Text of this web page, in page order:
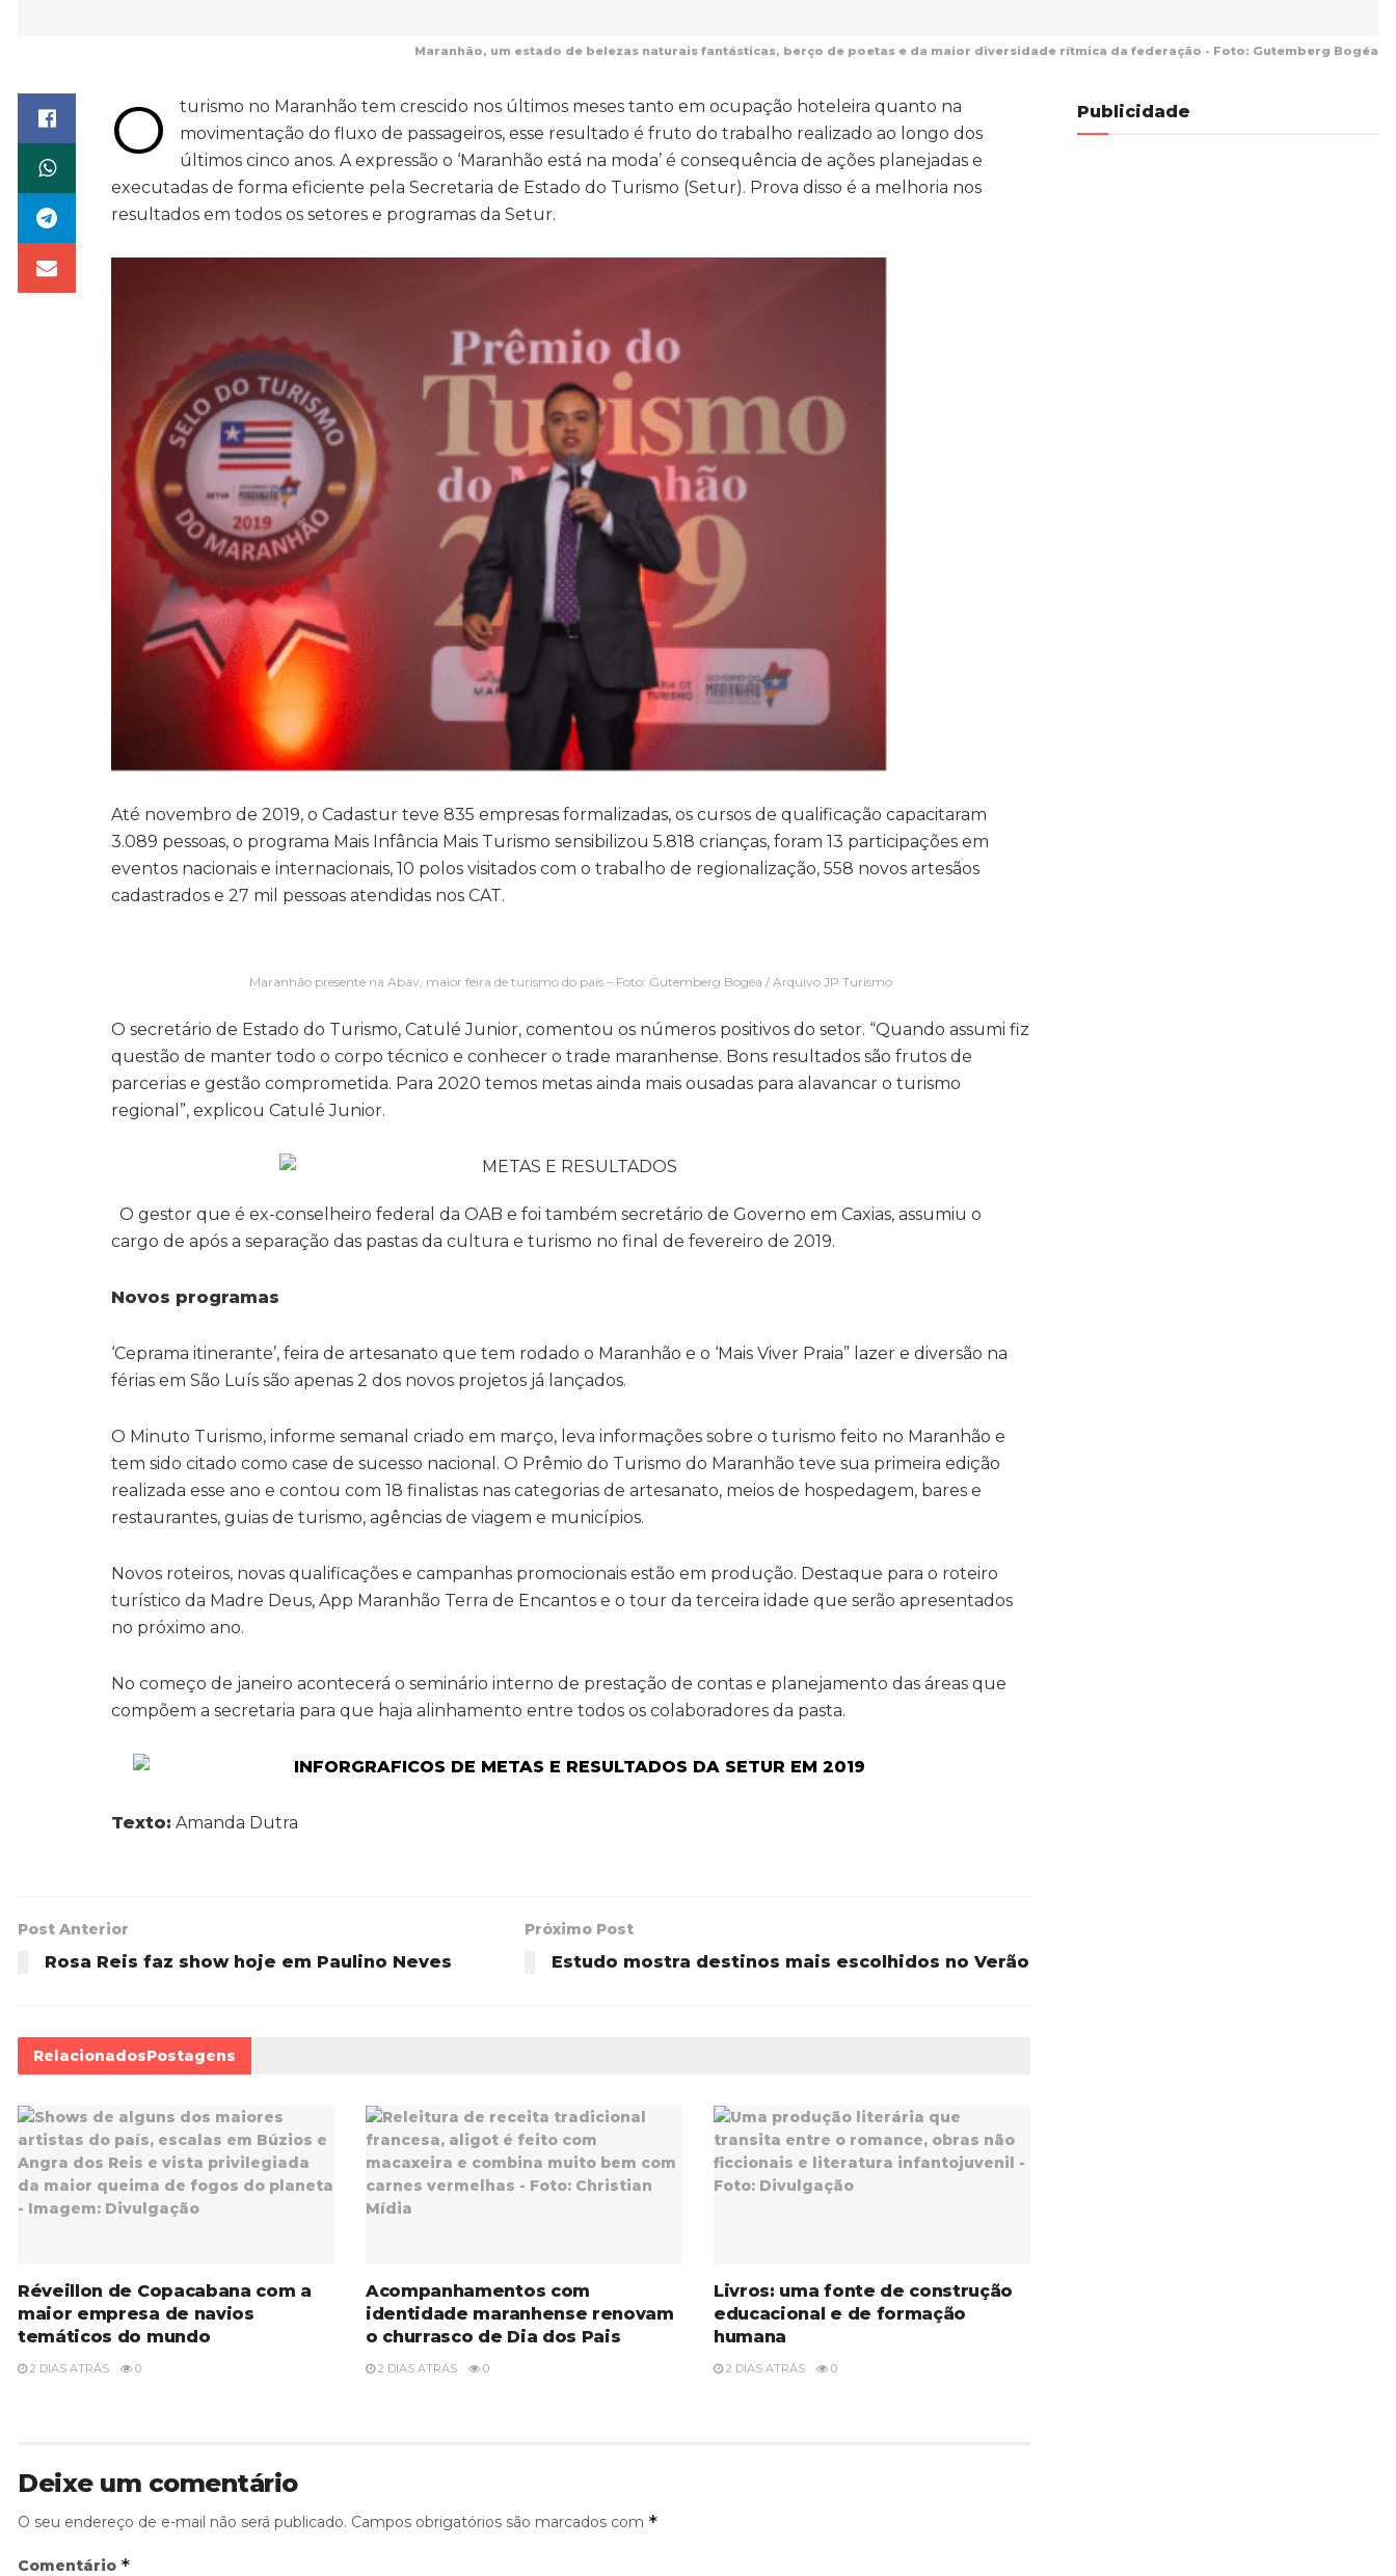
Maranhão, um estado de belezas naturais fantásticas, berço de poetas e da maior diversidade rítmica da federação - Foto: Gutemberg Bogéa
O
turismo no Maranhão tem crescido nos últimos meses tanto em ocupação hoteleira quanto na
movimentação do fluxo de passageiros, esse resultado é fruto do trabalho realizado ao longo dos
últimos cinco anos. A expressão o ‘Maranhão está na moda’ é consequência de ações planejadas e
executadas de forma eficiente pela Secretaria de Estado do Turismo (Setur). Prova disso é a melhoria nos
resultados em todos os setores e programas da Setur.
Até novembro de 2019, o Cadastur teve 835 empresas formalizadas, os cursos de qualificação capacitaram
3.089 pessoas, o programa Mais Infância Mais Turismo sensibilizou 5.818 crianças, foram 13 participações em
eventos nacionais e internacionais, 10 polos visitados com o trabalho de regionalização, 558 novos artesãos
cadastrados e 27 mil pessoas atendidas nos CAT.
Maranhão presente na Abav, maior feira de turismo do país – Foto: Gutemberg Bogéa / Arquivo JP Turismo
O secretário de Estado do Turismo, Catulé Junior, comentou os números positivos do setor. “Quando assumi fiz
questão de manter todo o corpo técnico e conhecer o trade maranhense. Bons resultados são frutos de
parcerias e gestão comprometida. Para 2020 temos metas ainda mais ousadas para alavancar o turismo
regional”, explicou Catulé Junior.
O gestor que é ex-conselheiro federal da OAB e foi também secretário de Governo em Caxias, assumiu o
cargo de após a separação das pastas da cultura e turismo no final de fevereiro de 2019.
Novos programas
‘Ceprama itinerante’, feira de artesanato que tem rodado o Maranhão e o ‘Mais Viver Praia” lazer e diversão na
férias em São Luís são apenas 2 dos novos projetos já lançados.
O Minuto Turismo, informe semanal criado em março, leva informações sobre o turismo feito no Maranhão e
tem sido citado como case de sucesso nacional. O Prêmio do Turismo do Maranhão teve sua primeira edição
realizada esse ano e contou com 18 finalistas nas categorias de artesanato, meios de hospedagem, bares e
restaurantes, guias de turismo, agências de viagem e municípios.
Novos roteiros, novas qualificações e campanhas promocionais estão em produção. Destaque para o roteiro
turístico da Madre Deus, App Maranhão Terra de Encantos e o tour da terceira idade que serão apresentados
no próximo ano.
No começo de janeiro acontecerá o seminário interno de prestação de contas e planejamento das áreas que
compõem a secretaria para que haja alinhamento entre todos os colaboradores da pasta.
Texto: Amanda Dutra
Post Anterior
Rosa Reis faz show hoje em Paulino Neves
Próximo Post
Estudo mostra destinos mais escolhidos no Verão
RelacionadosPostagens
Réveillon de Copacabana com a
maior empresa de navios
temáticos do mundo
2 DIAS ATRÁS 0
Acompanhamentos com
identidade maranhense renovam
o churrasco de Dia dos Pais
2 DIAS ATRÁS 0
Livros: uma fonte de construção
educacional e de formação
humana
2 DIAS ATRÁS 0
Deixe um comentário
O seu endereço de e-mail não será publicado. Campos obrigatórios são marcados com *
Comentário *
Publicidade